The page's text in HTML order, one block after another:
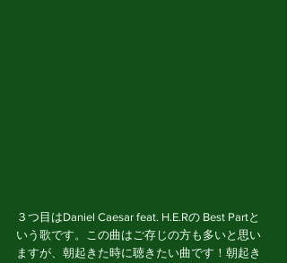
３つ目はDaniel Caesar feat. H.E.Rの Best Partと
いう歌です。この曲はご存じの方も多いと思い
ますが、朝起きた時に聴きたい曲です！朝起き